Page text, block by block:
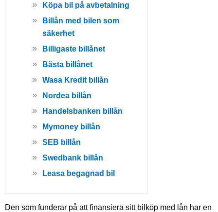
Köpa bil på avbetalning
Billån med bilen som
säkerhet
Billigaste billånet
Bästa billånet
Wasa Kredit billån
Nordea billån
Handelsbanken billån
Mymoney billån
SEB billån
Swedbank billån
Leasa begagnad bil
Den som funderar på att finansiera sitt bilköp med lån har en